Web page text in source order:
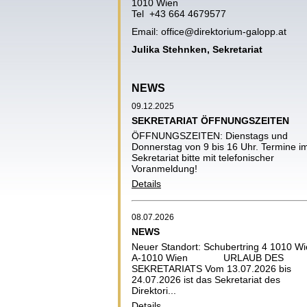
1010 Wien
Tel +43 664 4679577
Email: office@direktorium-galopp.at
Julika Stehnken, Sekretariat
NEWS
09.12.2025
SEKRETARIAT ÖFFNUNGSZEITEN
ÖFFNUNGSZEITEN: Dienstags und
Donnerstag von 9 bis 16 Uhr. Termine
Sekretariat bitte mit telefonischer
Voranmeldung!
Details
08.07.2026
NEWS
Neuer Standort: Schubertring 4 1010
A-1010 Wien URLAUB DES
SEKRETARIATS Vom 13.07.2026 bis
24.07.2026 ist das Sekretariat des
Direktori...